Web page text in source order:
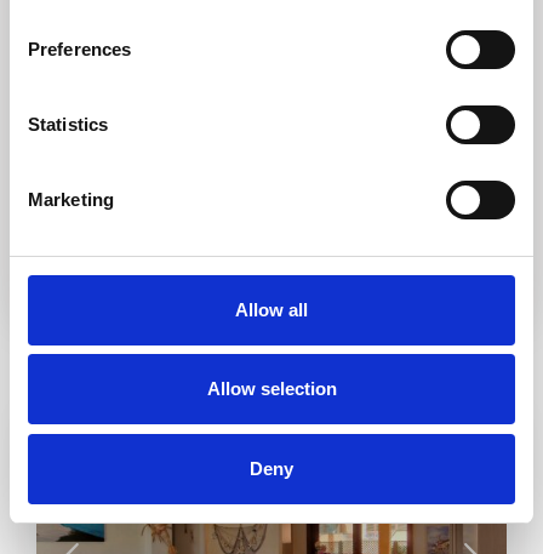
Preferences
Statistics
Marketing
Allow all
Allow selection
Deny